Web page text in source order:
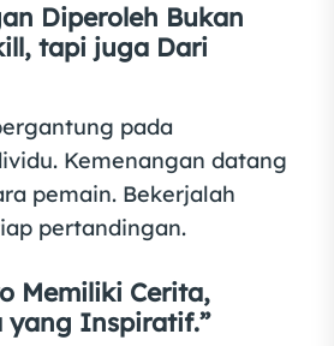
Diperoleh Bukan
tapi juga Dari
pada
Kemenangan datang
pemain. Bekerjalah
pertandingan.
Memiliki Cerita,
yang Inspiratif.”